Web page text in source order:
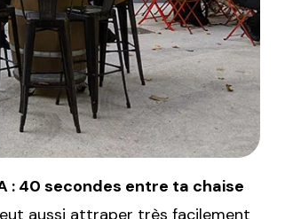
: 40 secondes entre ta chaise
aussi attraper très facilement